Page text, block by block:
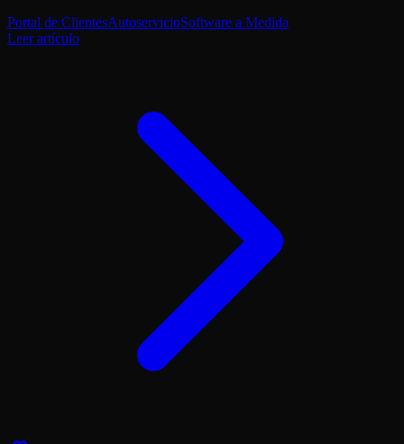
Portal de ClientesAutoservicioSoftware a Medida
Leer artículo